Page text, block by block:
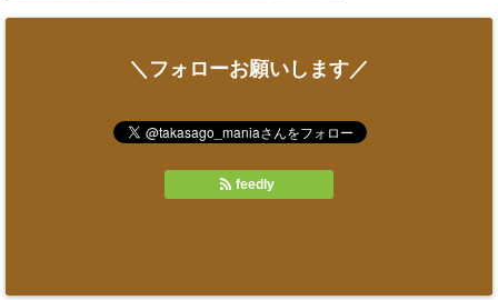
＼フォローお願いします／
feedly